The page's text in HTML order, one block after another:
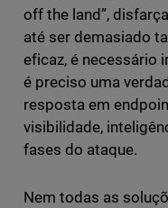
off the land”,
até ser demasiado
eficaz, é necessário
é preciso uma
resposta em
visibilidade,
fases do ataque.
Nem todas as